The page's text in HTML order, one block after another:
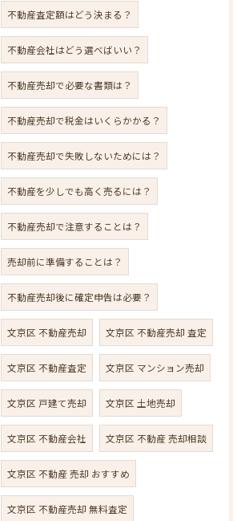
不動産査定額はどう決まる？
不動産会社はどう選べばいい？
不動産売却で必要な書類は？
不動産売却で税金はいくらかかる？
不動産売却で失敗しないためには？
不動産を少しでも高く売るには？
不動産売却で注意することは？
売却前に準備することは？
不動産売却後に確定申告は必要？
文京区 不動産売却 文京区 不動産売却 査定
文京区 不動産査定 文京区 マンション売却
文京区 戸建て売却 文京区 土地売却
文京区 不動産会社 文京区 不動産 売却相談
文京区 不動産 売却 おすすめ
文京区 不動産売却 無料査定